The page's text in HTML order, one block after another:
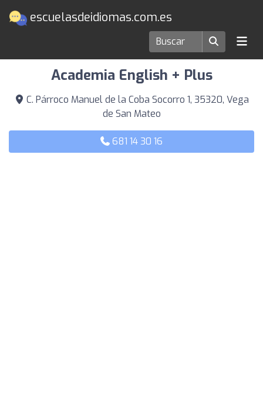
escuelasdeidiomas.com.es
Escuelas de idiomas en Vega de San Mateo
Academia English + Plus
C. Párroco Manuel de la Coba Socorro 1, 35320, Vega
de San Mateo
681 14 30 16